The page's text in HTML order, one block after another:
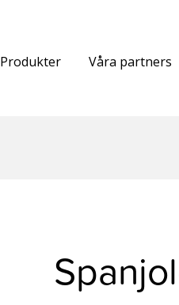
Produkter Våra partners